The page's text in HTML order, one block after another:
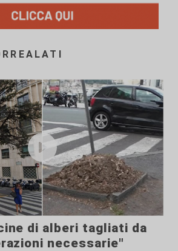
di alberi tagliati da
necessarie"